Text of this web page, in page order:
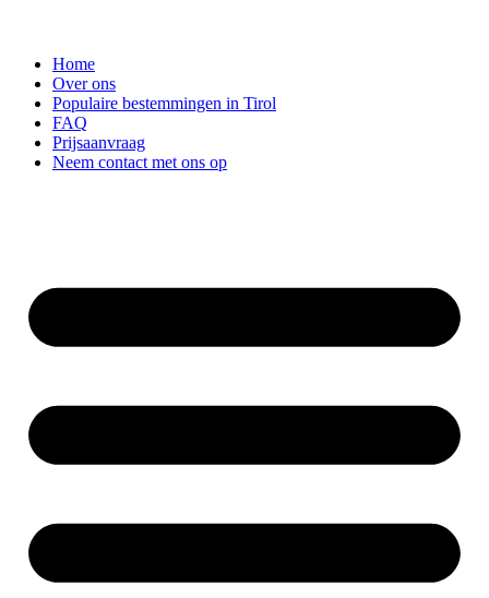
Home
Over ons
Populaire bestemmingen in Tirol
FAQ
Prijsaanvraag
Neem contact met ons op